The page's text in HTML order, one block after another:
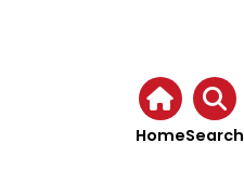
HomeSearch